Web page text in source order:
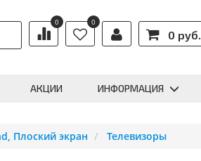
0 0
0 руб.
АКЦИИ ИНФОРМАЦИЯ
Плоский экран Телевизоры